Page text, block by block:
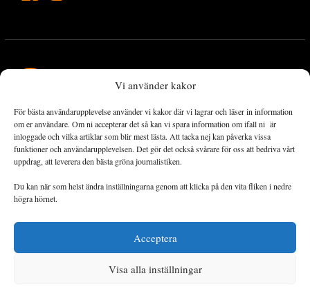
Vi använder kakor
För bästa användarupplevelse använder vi kakor där vi lagrar och läser in information
om er användare. Om ni accepterar det så kan vi spara information om ifall ni är
inloggade och vilka artiklar som blir mest lästa. Att tacka nej kan påverka vissa
funktioner och användarupplevelsen. Det gör det också svårare för oss att bedriva vårt
uppdrag, att leverera den bästa gröna journalistiken.
Du kan när som helst ändra inställningarna genom att klicka på den vita fliken i nedre
högra hörnet.
Acceptera
Visa alla inställningar
Landets Fria Tidning är en nyhetstidning med bred bevakning av
det viktigaste som händer lokalt och globalt och med fokus på
omställningsrörelsen. En omställning till ett hållbart samhälle går
både via starka och lika rättigheter för alla människor, minskade
ekonomiska och sociala klyftor, samt utrymme för allt levande att
utvecklas och frodas.